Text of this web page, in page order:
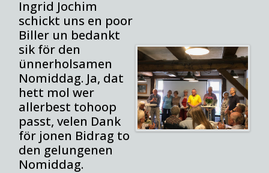
Ingrid Jochim
schickt uns en poor
Biller un bedankt
sik för den
ünnerholsamen
Nomiddag. Ja, dat
hett mol wer
allerbest tohoop
passt, velen Dank
för jonen Bidrag to
den gelungenen
Nomiddag.